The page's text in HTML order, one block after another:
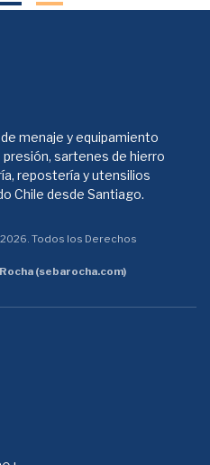
menaje y equipamiento
sartenes de hierro
repostería y utensilios
Chile desde Santiago.
2026. Todos los Derechos
(sebarocha.com)